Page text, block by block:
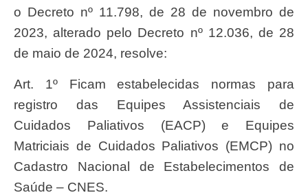
o Decreto nº 11.798, de 28 de novembro de
2023, alterado pelo Decreto nº 12.036, de 28
de maio de 2024, resolve:
Art. 1º Ficam estabelecidas normas para
registro das Equipes Assistenciais de
Cuidados Paliativos (EACP) e Equipes
Matriciais de Cuidados Paliativos (EMCP) no
Cadastro Nacional de Estabelecimentos de
Saúde – CNES.